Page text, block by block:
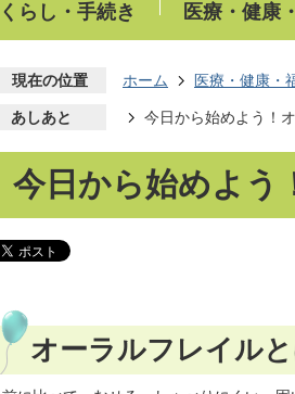
くらし・手続き 医療・健康
現在の位置 ホーム 医療・健康・
あしあと 今日から始めよう！
今日から始めよう
オーラルフレイル